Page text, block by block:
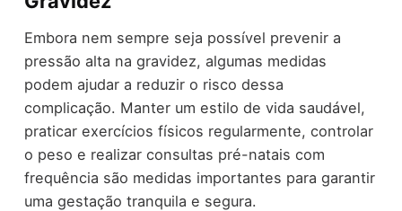
Embora nem sempre seja possível prevenir a
pressão alta na gravidez, algumas medidas
podem ajudar a reduzir o risco dessa
complicação. Manter um estilo de vida saudável,
praticar exercícios físicos regularmente, controlar
o peso e realizar consultas pré-natais com
frequência são medidas importantes para garantir
uma gestação tranquila e segura.